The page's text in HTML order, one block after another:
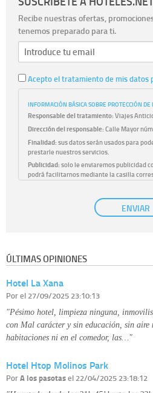
Recibe nuestras ofertas,
tenemos preparado para ti.
Acepto el tratamiento de mis datos
INFORMACIÓN BÁSICA SOBRE PROTECCIÓN DE
Responsable del tratamiento:Viajes
Dirección del responsable:Calle Mayor
Finalidad:sus datos serán usados para
prestarle nuestros servicios.
Publicidad:solo le enviaremos publicidad
podrá facilitarnos mediante la casilla
únicamente trataremos sus
previo, que podrá facilitarnos mediante la
Derechos:tiene derecho a saber qué
disponible en nuestra página web.
Información complementaria:
ENVIAR
ÚLTIMAS OPINIONES
Hotel La Xana
Porel 27/09/2025 23:10:13
"Pésimo hotel, limpieza ninguna,
con Mal carácter y sin educación, sin aire
habitaciones ni en el comedor, las…"
Hotel Htop Molinos Park
PorA los pasotasel 22/04/2025 23:18:12